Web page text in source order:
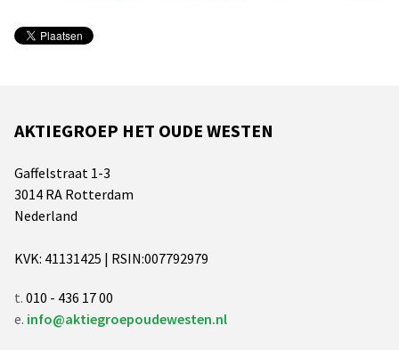
AKTIEGROEP HET OUDE WESTEN
Gaffelstraat 1-3
3014 RA Rotterdam
Nederland
KVK: 41131425 | RSIN:007792979
t. 010 - 436 17 00
e. info@aktiegroepoudewesten.nl